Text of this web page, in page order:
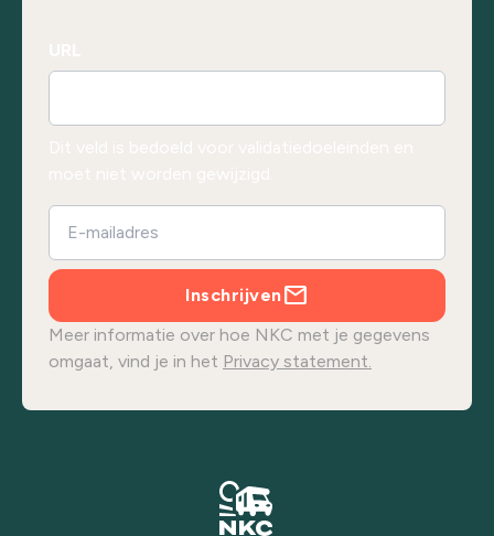
Inschrijven
Meer informatie over hoe NKC met je gegevens
omgaat, vind je in het Privacy statement.